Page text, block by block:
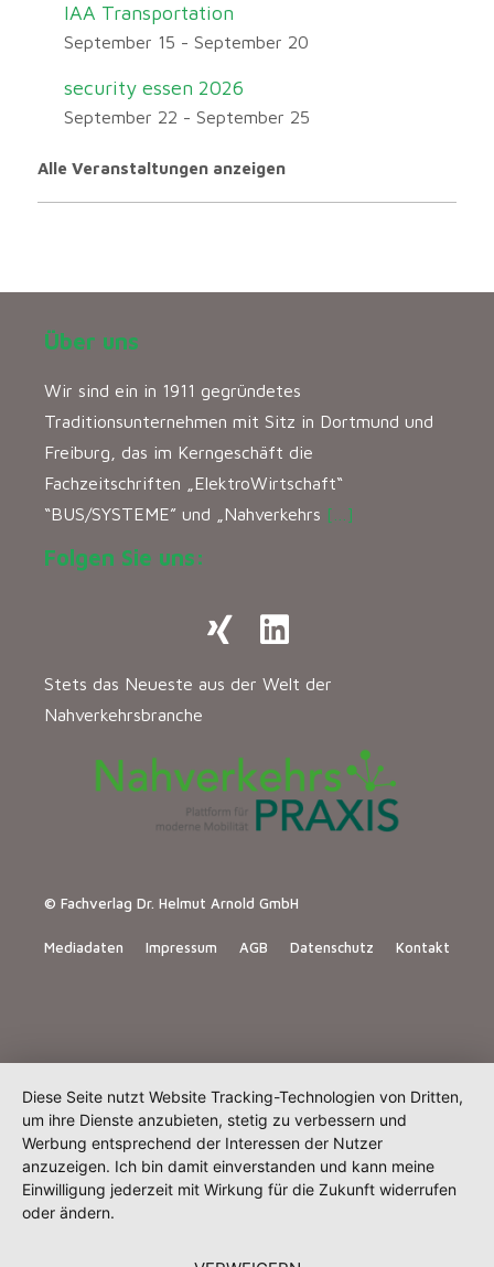
IAA Transportation
September 15 - September 20
security essen 2026
September 22 - September 25
Alle Veranstaltungen anzeigen
Über uns
Wir sind ein in 1911 gegründetes
Traditionsunternehmen mit Sitz in Dortmund und
Freiburg, das im Kerngeschäft die
Fachzeitschriften „ElektroWirtschaft“
“BUS/SYSTEME” und „Nahverkehrs […]
Folgen Sie uns:
Stets das Neueste aus der Welt der
Nahverkehrsbranche
© Fachverlag Dr. Helmut Arnold GmbH
Mediadaten Impressum AGB Datenschutz Kontakt
Diese Seite nutzt Website Tracking-Technologien von Dritten,
um ihre Dienste anzubieten, stetig zu verbessern und
Werbung entsprechend der Interessen der Nutzer
anzuzeigen. Ich bin damit einverstanden und kann meine
Einwilligung jederzeit mit Wirkung für die Zukunft widerrufen
oder ändern.